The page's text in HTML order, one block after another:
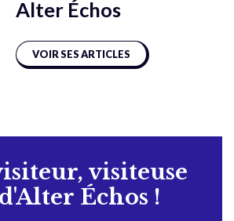
Alter Échos
VOIR SES ARTICLES
visiteuse
Échos !